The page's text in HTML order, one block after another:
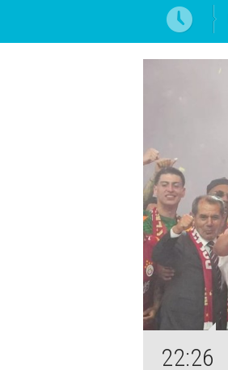
в юридических
22:26